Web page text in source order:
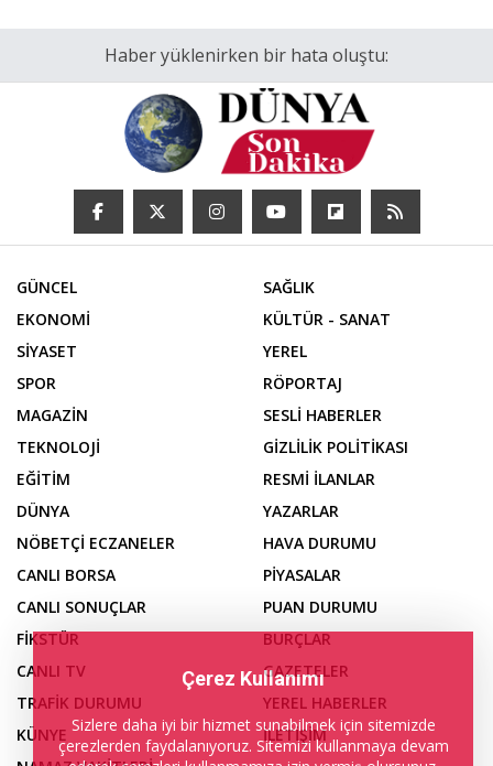
Haber yüklenirken bir hata oluştu:
GÜNCEL
EKONOMİ
SİYASET
SPOR
MAGAZİN
TEKNOLOJİ
EĞİTİM
DÜNYA
SAĞLIK
KÜLTÜR - SANAT
YEREL
RÖPORTAJ
SESLİ HABERLER
GİZLİLİK POLİTİKASI
RESMİ İLANLAR
YAZARLAR
NÖBETÇİ ECZANELER
CANLI BORSA
CANLI SONUÇLAR
FİKSTÜR
CANLI TV
TRAFİK DURUMU
KÜNYE
HAVA DURUMU
PİYASALAR
PUAN DURUMU
BURÇLAR
GAZETELER
YEREL HABERLER
İLETİŞİM
Çerez Kullanımı
Sizlere daha iyi bir hizmet sunabilmek için sitemizde
çerezlerden faydalanıyoruz. Sitemizi kullanmaya devam